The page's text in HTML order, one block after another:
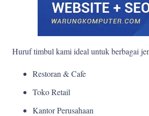
Huruf timbul kami ideal untuk berbagai
Restoran & Cafe
Toko Retail
Kantor Perusahaan